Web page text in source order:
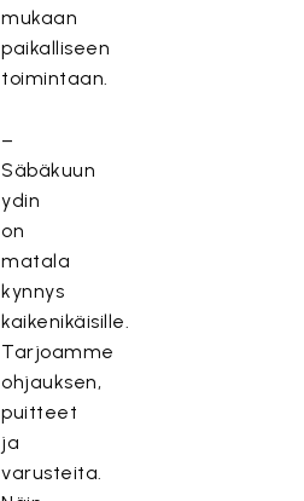
mukaan
paikalliseen
toimintaan.
–
Säbäkuun
ydin
on
matala
kynnys
kaikenikäisille.
Tarjoamme
ohjauksen,
puitteet
ja
varusteita.